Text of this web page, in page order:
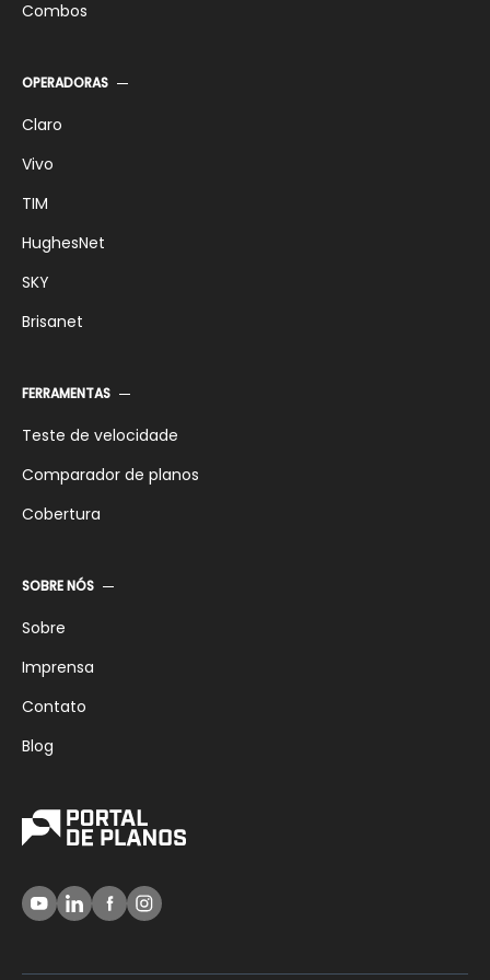
Combos
OPERADORAS
Claro
Vivo
TIM
HughesNet
SKY
Brisanet
FERRAMENTAS
Teste de velocidade
Comparador de planos
Cobertura
SOBRE NÓS
Sobre
Imprensa
Contato
Blog